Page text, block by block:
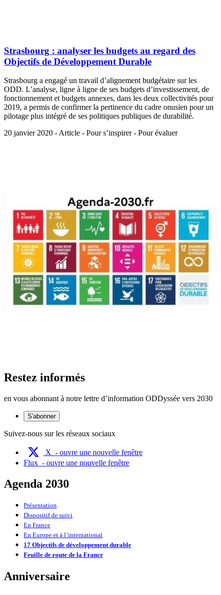
Strasbourg : analyser les budgets au regard des
Objectifs de Développement Durable
Strasbourg a engagé un travail d’alignement budgétaire sur les
ODD. L’analyse, ligne à ligne de ses budgets d’investissement, de
fonctionnement et budgets annexes, dans les deux collectivités pour
2019, a permis de confirmer la pertinence du cadre onusien pour un
pilotage plus intégré de ses politiques publiques de durabilité.
20 janvier 2020 - Article - Pour s’inspirer - Pour évaluer
Restez informés
en vous abonnant à notre lettre d’information ODDyssée vers 2030
S'abonner
Suivez-nous sur les réseaux sociaux
X - ouvre une nouvelle fenêtre
Flux - ouvre une nouvelle fenêtre
Agenda 2030
Présentation
Dispositif de suivi
En France
En Europe et à l’international
17 Objectifs de développement durable
Feuille de route de la France
Anniversaire